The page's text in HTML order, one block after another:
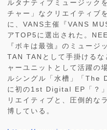
ルタナティブミュージック
チャー」なクリエイティブ
に、VANS主催『VANS
アTOP5に選出された。
『ボキは最強』のミュー
TAN TANとして手掛けるな
ャーユニットとして活躍の
ルシングル「水槽」「The
に初の1st Digital EP「？
リエイティブと、圧倒的な
博している。